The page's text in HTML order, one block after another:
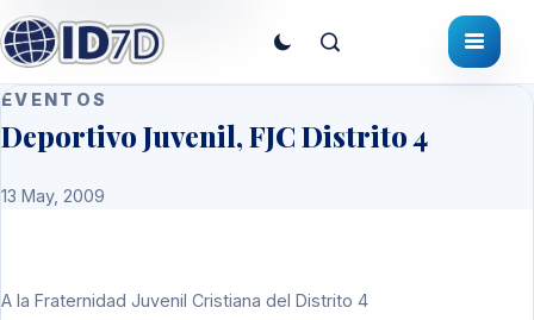
EVENTOS
Deportivo Juvenil, FJC Distrito 4
13 May, 2009
A la Fraternidad Juvenil Cristiana del Distrito 4